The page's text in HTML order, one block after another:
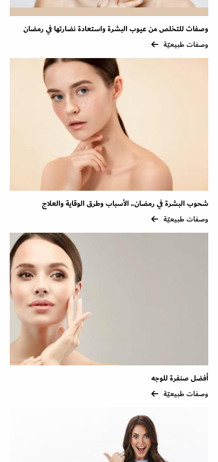
وصفات للتخلص من عيوب البشرة واستعادة نضارتها في رمضان
وصفات طبيعيّة
شحوب البشرة في رمضان.. الأسباب وطرق الوقاية والعلاج
وصفات طبيعيّة
أفضل صنفرة للوجه
وصفات طبيعيّة